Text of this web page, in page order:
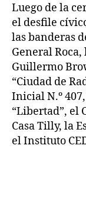
Luego de la
el desfile
las banderas
General Roca,
Guillermo
“Ciudad de
Inicial N.º
“Libertad”, el
Casa Tilly, la
el Instituto